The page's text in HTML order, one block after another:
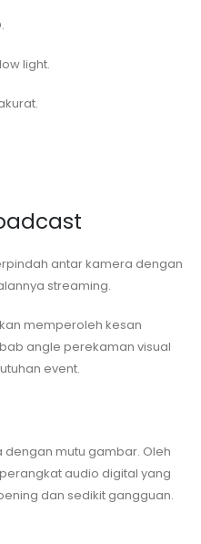
light.
antar kamera dengan
streaming.
memperoleh kesan
angle perekaman visual
event.
mutu gambar. Oleh
audio digital yang
dan sedikit gangguan.